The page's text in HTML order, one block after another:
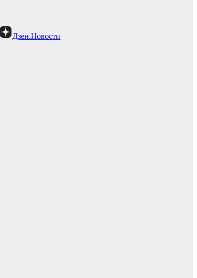
Дзен.Новости